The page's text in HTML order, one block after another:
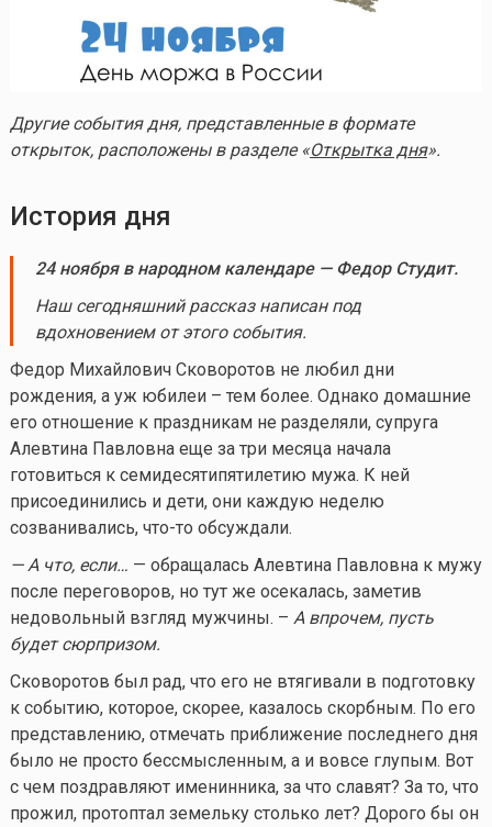
Другие события дня, представленные в формате
открыток, расположены в разделе «Открытка дня».
История дня
24 ноября в народном календаре — Федор Студит.
Наш сегодняшний рассказ написан под
вдохновением от этого события.
Федор Михайлович Сковоротов не любил дни
рождения, а уж юбилеи – тем более. Однако домашние
его отношение к праздникам не разделяли, супруга
Алевтина Павловна еще за три месяца начала
готовиться к семидесятипятилетию мужа. К ней
присоединились и дети, они каждую неделю
созванивались, что-то обсуждали.
— А что, если… — обращалась Алевтина Павловна к мужу
после переговоров, но тут же осекалась, заметив
недовольный взгляд мужчины. – А впрочем, пусть
будет сюрпризом.
Сковоротов был рад, что его не втягивали в подготовку
к событию, которое, скорее, казалось скорбным. По его
представлению, отмечать приближение последнего дня
было не просто бессмысленным, а и вовсе глупым. Вот
с чем поздравляют именинника, за что славят? За то, что
прожил, протоптал земельку столько лет? Дорого бы он